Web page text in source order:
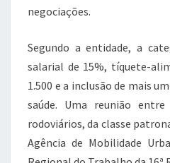
negociações.
Segundo a entidade, a
salarial de 15%, tíquete-
1.500 e a inclusão de mais
saúde. Uma reunião
rodoviários, da classe
Agência de Mobilidade